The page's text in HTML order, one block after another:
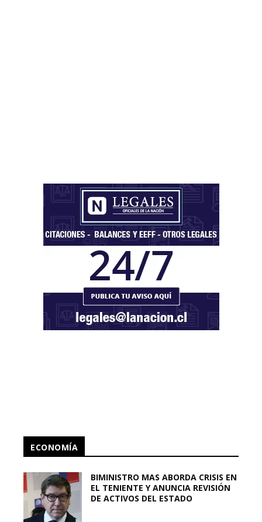
ECONOMÍA
BIMINISTRO MAS ABORDA CRISIS EN
EL TENIENTE Y ANUNCIA REVISIÓN
DE ACTIVOS DEL ESTADO